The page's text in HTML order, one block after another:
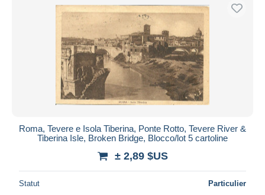
Roma, Tevere e Isola Tiberina, Ponte Rotto, Tevere River &
Tiberina Isle, Broken Bridge, Blocco/lot 5 cartoline
± 2,89 $US
Statut Particulier